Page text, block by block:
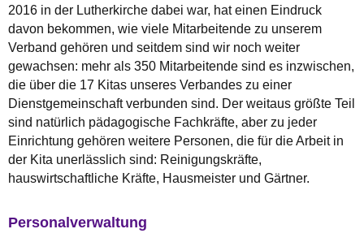
2016 in der Lutherkirche dabei war, hat einen Eindruck
davon bekommen, wie viele Mitarbeitende zu unserem
Verband gehören und seitdem sind wir noch weiter
gewachsen: mehr als 350 Mitarbeitende sind es inzwischen,
die über die 17 Kitas unseres Verbandes zu einer
Dienstgemeinschaft verbunden sind. Der weitaus größte Teil
sind natürlich pädagogische Fachkräfte, aber zu jeder
Einrichtung gehören weitere Personen, die für die Arbeit in
der Kita unerlässlich sind: Reinigungskräfte,
hauswirtschaftliche Kräfte, Hausmeister und Gärtner.
Personalverwaltung